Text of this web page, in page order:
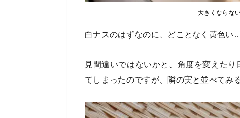
大きくならな
白ナスのはずなのに、どことなく黄色い
見間違いではないかと、角度を変えた
てしまったのですが、隣の実と並べてみ